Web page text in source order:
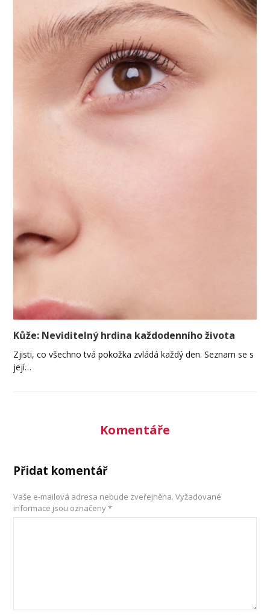
Kůže: Neviditelný hrdina každodenního života
Zjisti, co všechno tvá pokožka zvládá každý den. Seznam se s
její…
Komentáře
Přidat komentář
Vaše e-mailová adresa nebude zveřejněna. Vyžadované
informace jsou označeny*